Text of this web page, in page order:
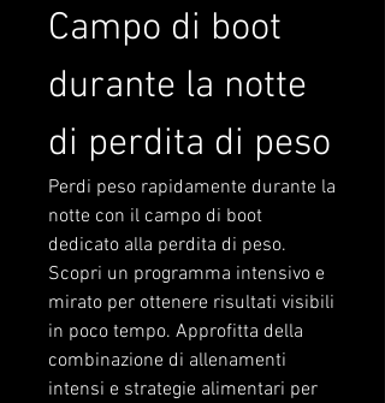
Campo di boot
durante la notte
di perdita di peso
Perdi peso rapidamente durante la
notte con il campo di boot
dedicato alla perdita di peso.
Scopri un programma intensivo e
mirato per ottenere risultati visibili
in poco tempo. Approfitta della
combinazione di allenamenti
intensi e strategie alimentari per